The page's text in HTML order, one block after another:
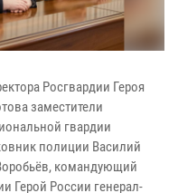
Росгвардии Героя
заместители
гвардии
полиции Василий
командующий
Герой России генерал-